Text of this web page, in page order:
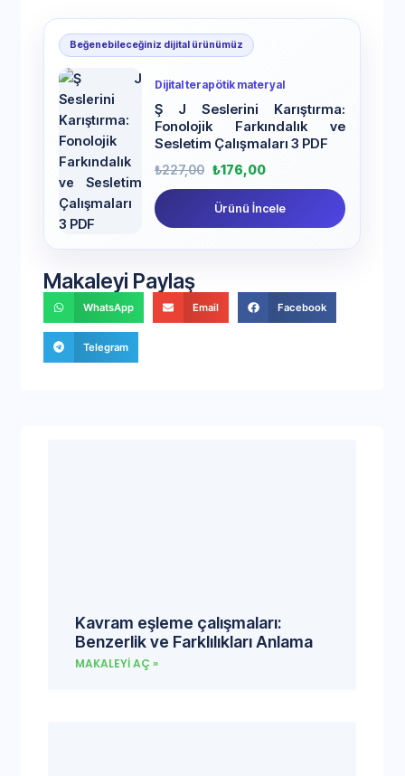
Beğenebileceğiniz dijital ürünümüz
Dijital terapötik materyal
Ş J Seslerini Karıştırma:
Fonolojik Farkındalık ve
Sesletim Çalışmaları 3 PDF
₺227,00 ₺176,00
Ürünü İncele
Makaleyi Paylaş
WhatsApp Email Facebook
Telegram
Kavram eşleme çalışmaları:
Benzerlik ve Farklılıkları Anlama
MAKALEYI AÇ »